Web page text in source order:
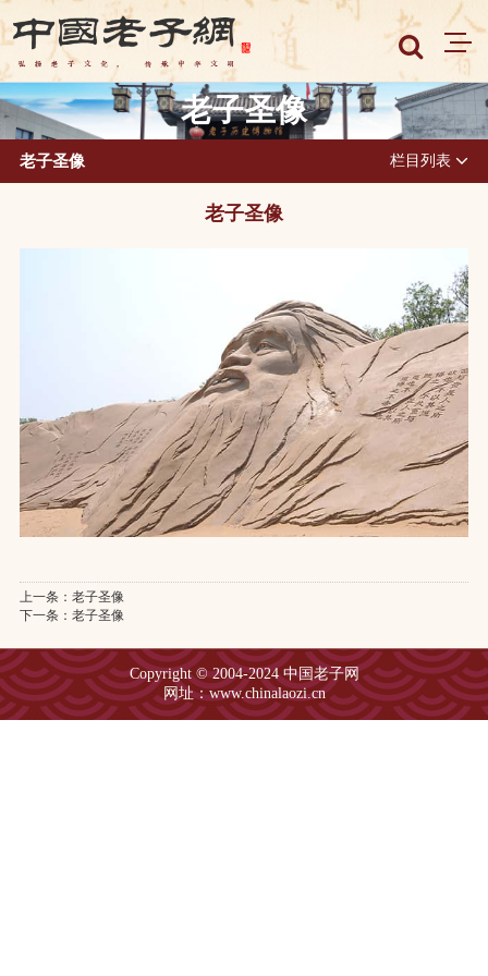
老子圣像
老子圣像 栏目列表
老子圣像
上一条： 老子圣像
下一条： 老子圣像
Copyright © 2004-2024 中国老子网
网址：www.chinalaozi.cn